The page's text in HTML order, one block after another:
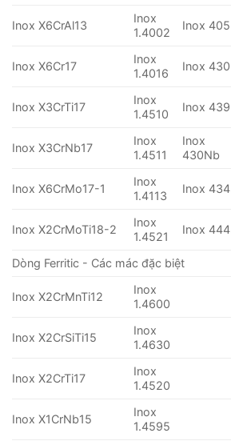
Inox X6CrAl13
Inox
1.4002
Inox 405
Inox X6Cr17
Inox
1.4016
Inox 430
Inox X3CrTi17
Inox
1.4510
Inox 439
Inox X3CrNb17
Inox
1.4511
Inox
430Nb
Inox X6CrMo17-1
Inox
1.4113
Inox 434
Inox X2CrMoTi18-2
Inox
1.4521
Inox 444
Dòng Ferritic - Các mác đặc biệt
Inox X2CrMnTi12
Inox
1.4600
Inox X2CrSiTi15
Inox
1.4630
Inox X2CrTi17
Inox
1.4520
Inox X1CrNb15
Inox
1.4595